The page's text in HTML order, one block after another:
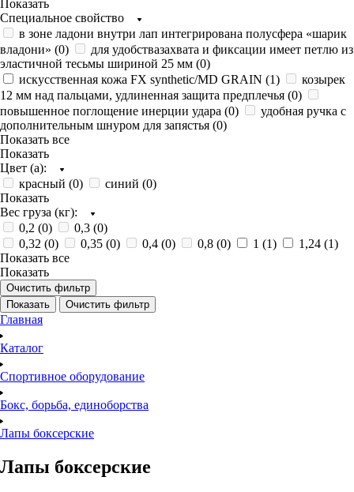
Показать
Специальное свойство
в зоне ладони внутри лап интегрирована полусфера «шарик
владони» (0)
для удобствазахвата и фиксации имеет петлю из
эластичной тесьмы шириной 25 мм (0)
искусственная кожа FX synthetic/MD GRAIN (1)
козырек
12 мм над пальцами, удлиненная защита предплечья (0)
повышенное поглощение инерции удара (0)
удобная ручка с
дополнительным шнуром для запястья (0)
Показать все
Показать
Цвет (а):
красный (0) синий (0)
Показать
Вес груза (кг):
0,2 (0) 0,3 (0)
0,32 (0) 0,35 (0) 0,4 (0) 0,8 (0) 1 (1) 1,24 (1)
Показать все
Показать
Очистить фильтр
Показать
Очистить фильтр
Главная
Каталог
Спортивное оборудование
Бокс, борьба, единоборства
Лапы боксерские
Лапы боксерские